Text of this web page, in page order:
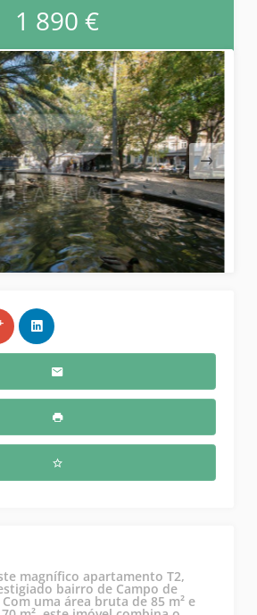
1 890 €
magnífico apartamento T2,
bairro de Campo de
uma área bruta de 85 m² e